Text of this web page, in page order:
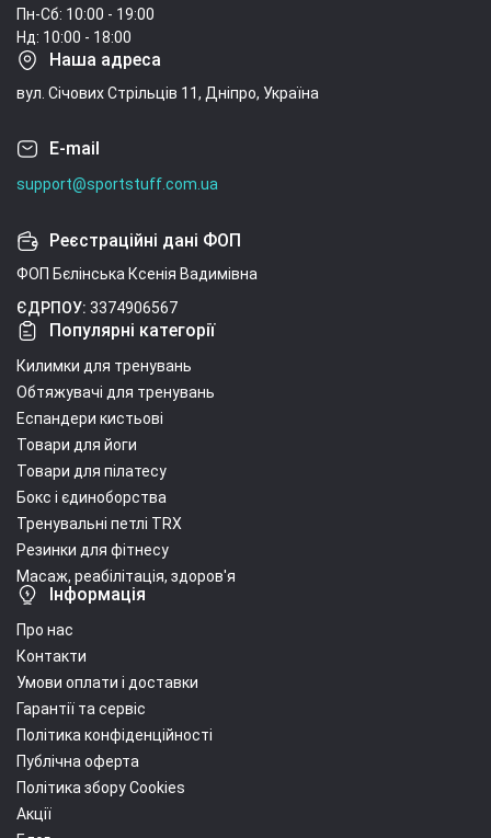
Пн-Сб: 10:00 - 19:00
Нд: 10:00 - 18:00
Наша адреса
вул. Січових Стрільців 11, Дніпро, Україна
E-mail
support@sportstuff.com.ua
Реєстраційні дані ФОП
ФОП Бєлінська Ксенія Вадимівна
ЄДРПОУ: 3374906567
Популярні категорії
Килимки для тренувань
Обтяжувачі для тренувань
Еспандери кистьові
Товари для йоги
Товари для пілатесу
Бокс і єдиноборства
Тренувальні петлі TRX
Резинки для фітнесу
Масаж, реабілітація, здоров'я
Інформація
Про нас
Контакти
Умови оплати і доставки
Гарантії та сервіс
Політика конфіденційності
Публічна оферта
Політика збору Cookies
Акції